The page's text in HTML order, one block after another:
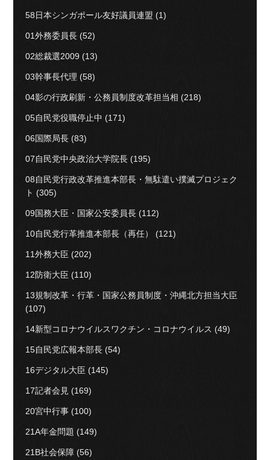
58日本シンガポール友好議員連盟 (1)
01外務委員長 (52)
02総裁選2009 (13)
03幹事長代理 (58)
04影の行政刷新・公務員制度改革担当相 (218)
05自民党役職停止中 (171)
06国際局長 (83)
07自民党中央政治大学院長 (195)
08自民党行政改革推進本部長・無駄遣い撲滅プロジェク
ト (305)
09国務大臣・国家公安委員長 (112)
10自民党行革推進本部長（再任） (121)
11外務大臣 (202)
12防衛大臣 (110)
13規制改革・行革・国家公務員制度・沖縄北方担当大臣
(107)
14新型コロナウイルスワクチン・コロナウイルス (49)
15自民党広報本部長 (54)
16デジタル大臣 (145)
17記者会見 (169)
20宮中行事 (100)
21A年金問題 (149)
21B社会保障 (56)